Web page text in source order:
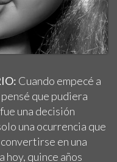
Cuando empecé a
que pudiera
una decisión
una ocurrencia que
en una
hoy, quince años